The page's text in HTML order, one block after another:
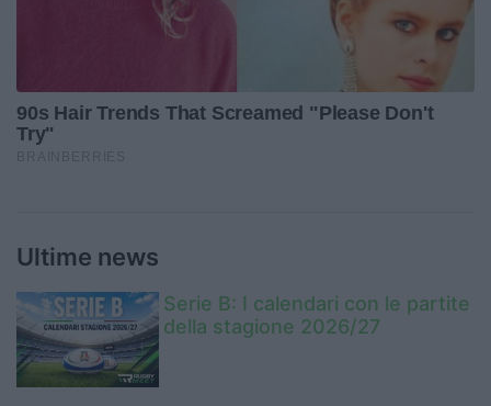
Ultime news
Serie B: I calendari con le partite
della stagione 2026/27